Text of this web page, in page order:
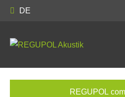
DE
REGUPOL